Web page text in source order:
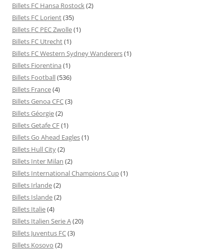
Billets FC Hansa Rostock(2)
Billets FC Lorient(35)
Billets FC PEC Zwolle(1)
Billets FC Utrecht(1)
Billets FC Western Sydney Wanderers(1)
Billets Fiorentina (1)
Billets Football(536)
Billets France(4)
Billets Genoa CFC(3)
Billets Géorgie(2)
Billets Getafe CF(1)
Billets Go Ahead Eagles(1)
Billets Hull City(2)
Billets Inter Milan (2)
Billets International Champions Cup(1)
Billets Irlande(2)
Billets Islande(2)
Billets Italie(4)
Billets Italien Serie A(20)
Billets Juventus FC(3)
Billets Kosovo (2)